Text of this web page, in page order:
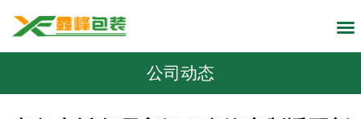
公司动态